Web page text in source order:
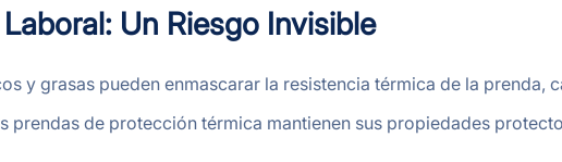
Un Riesgo Invisible
y grasas pueden enmascarar la resistencia térmica de la
prendas de protección térmica mantienen sus propiedades